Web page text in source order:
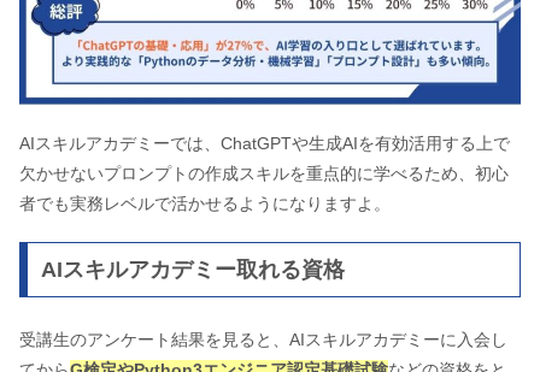
AIスキルアカデミーでは、ChatGPTや生成AIを有効活用する上で
欠かせないプロンプトの作成スキルを重点的に学べるため、初心
者でも実務レベルで活かせるようになりますよ。
AIスキルアカデミー取れる資格
受講生のアンケート結果を見ると、AIスキルアカデミーに入会し